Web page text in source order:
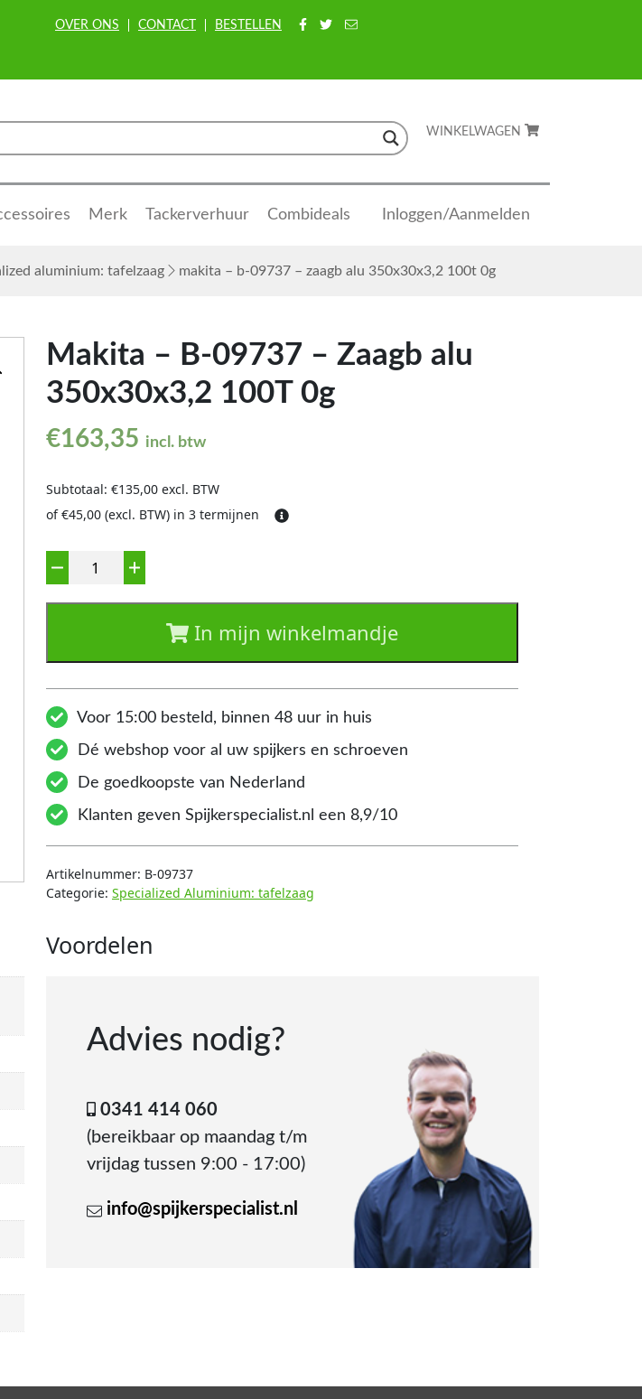
OVER ONS CONTACT BESTELLEN
WINKELWAGEN
Merk Tackerverhuur Combideals Inloggen/Aanmelden
aluminium: tafelzaag makita – b-09737 – zaagb alu 350x30x3,2 100t 0g
Makita – B-09737 – Zaagb alu
350x30x3,2 100T 0g
€163,35 incl. btw
Subtotaal: €135,00 excl. BTW
of €45,00 (excl. BTW) in 3 termijnen
Aantal
In mijn winkelmandje
Voor 15:00 besteld, binnen 48 uur in huis
Dé webshop voor al uw spijkers en schroeven
De goedkoopste van Nederland
Klanten geven Spijkerspecialist.nl een 8,9/10
Artikelnummer: B-09737
Categorie: Specialized Aluminium: tafelzaag
Voordelen
Advies nodig?
0341 414 060
(bereikbaar op maandag t/m
vrijdag tussen 9:00 - 17:00)
info@spijkerspecialist.nl